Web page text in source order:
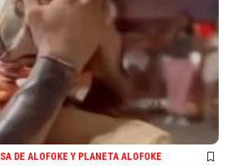
DE ALOFOKE Y PLANETA ALOFOKE